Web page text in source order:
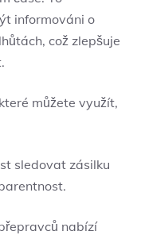
informováni o
což zlepšuje
můžete využít,
sledovat zásilku
nabízí